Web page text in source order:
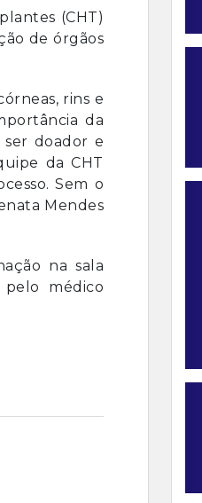
(CHT)
de órgãos
rins e
da
doador e
da CHT
Sem o
Mendes
na sala
pelo médico